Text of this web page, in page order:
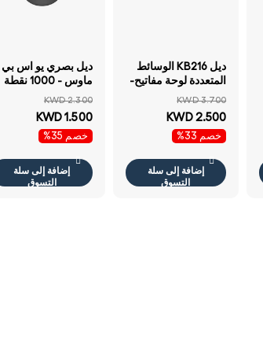
ديل KB216 الوسائط
المتعددة لوحة مفاتيح-
مفاتيح
KWD 3.700
KWD 2.500
خصم 33%
إضافة إلى سلة
التسوق
ديل بصري يو اس بي
ماوس - 1000 نقطة
أسود - ماوس
KWD 2.300
KWD 1.500
خصم 35%
إضافة إلى سلة
التسوق